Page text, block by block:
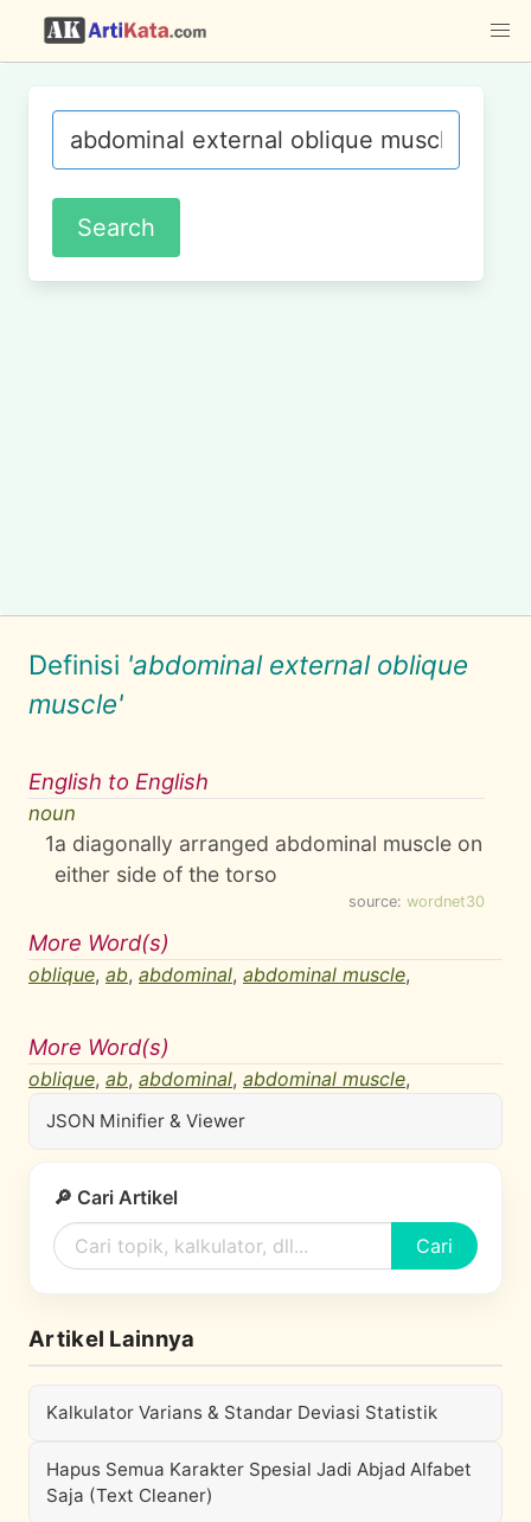
Definisi 'abdominal external oblique
muscle'
English to English
noun
1a diagonally arranged abdominal muscle on
either side of the torso
source: wordnet30
More Word(s)
oblique, ab, abdominal, abdominal muscle,
More Word(s)
oblique, ab, abdominal, abdominal muscle,
JSON Minifier & Viewer
🔎 Cari Artikel
Cari
Artikel Lainnya
Kalkulator Varians & Standar Deviasi Statistik
Hapus Semua Karakter Spesial Jadi Abjad Alfabet
Saja (Text Cleaner)